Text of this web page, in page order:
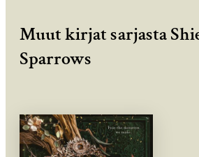
Muut kirjat sarjasta
Sparrows